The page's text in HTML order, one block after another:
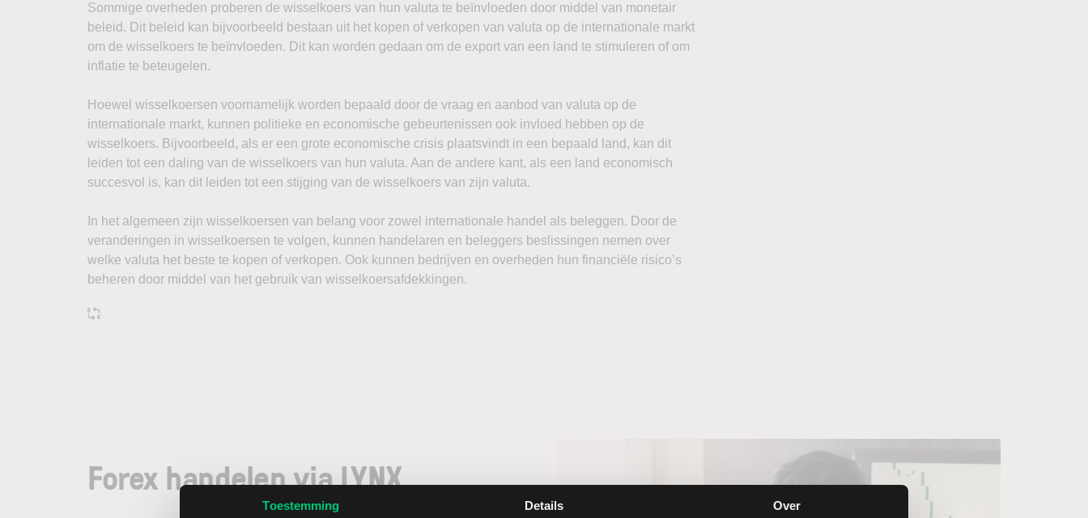
Toestemming Details Over
Sommige overheden proberen de wisselkoers van hun valuta te beïnvloeden door middel van monetair
beleid. Dit beleid kan bijvoorbeeld bestaan uit het kopen of verkopen van valuta op de internationale markt
om de wisselkoers te beïnvloeden. Dit kan worden gedaan om de export van een land te stimuleren of om
inflatie te beteugelen.
Hoewel wisselkoersen voornamelijk worden bepaald door de vraag en aanbod van valuta op de
internationale markt, kunnen politieke en economische gebeurtenissen ook invloed hebben op de
wisselkoers. Bijvoorbeeld, als er een grote economische crisis plaatsvindt in een bepaald land, kan dit
leiden tot een daling van de wisselkoers van hun valuta. Aan de andere kant, als een land economisch
succesvol is, kan dit leiden tot een stijging van de wisselkoers van zijn valuta.
In het algemeen zijn wisselkoersen van belang voor zowel internationale handel als beleggen. Door de
veranderingen in wisselkoersen te volgen, kunnen handelaren en beleggers beslissingen nemen over
welke valuta het beste te kopen of verkopen. Ook kunnen bedrijven en overheden hun financiële risico’s
beheren door middel van het gebruik van wisselkoersafdekkingen.
Forex handelen via LYNX